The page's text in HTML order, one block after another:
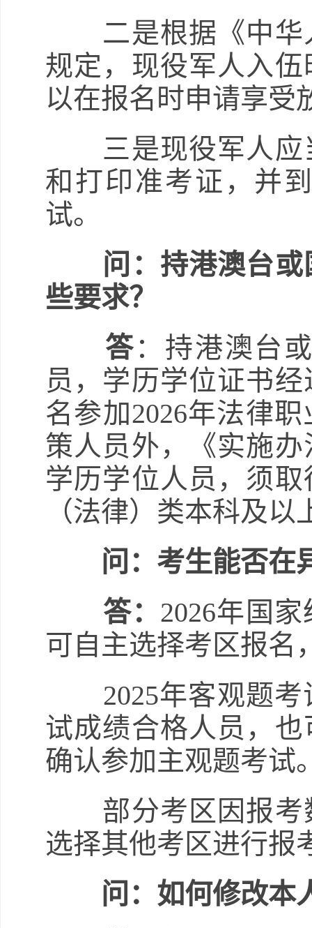
二是根据《中华
规定，现役军人入
以在报名时申请享受
三是现役军人应
和打印准考证，并
试。
问：持港澳台
些要求？
答 ：持港澳台
员，学历学位证书
名参加2026年法律
策人员外，《实施
学历学位人员，须
（法律）类本科及以
问：考生能否在
答： 2026年国
可自主选择考区报名
2025年客观题考
试成绩合格人员，
确认参加主观题考试
部分考区因报考
选择其他考区进行报
问：如何修改本